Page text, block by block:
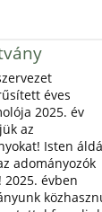
éves
2025. év
az
Isten
adományozók
2025. évben